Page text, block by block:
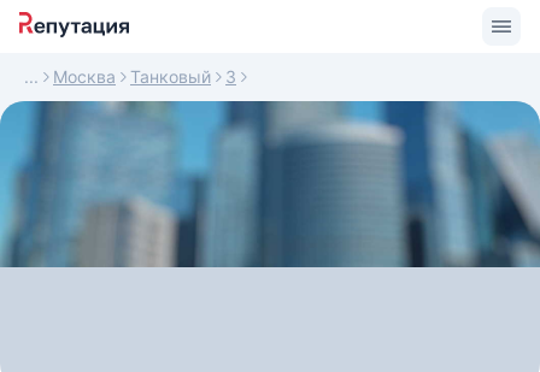
Москва Танковый 3